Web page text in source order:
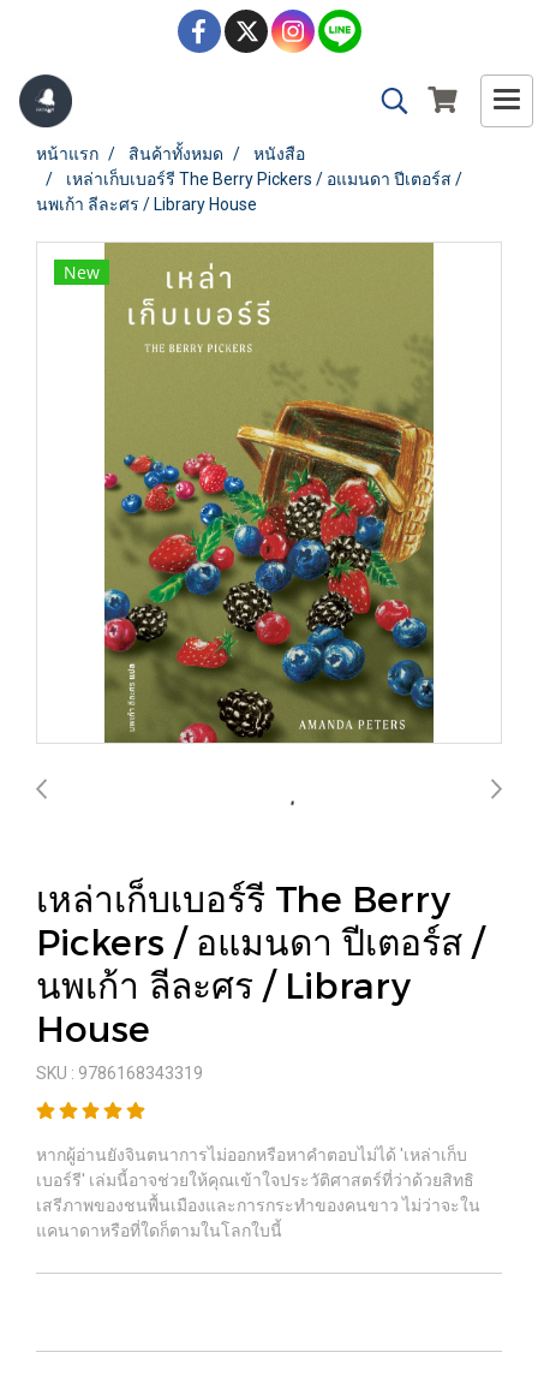
หน้าแรก สินค้าทั้งหมด
หนังสือ
เหล่าเก็บเบอร์รี The Berry Pickers / อแมนดา ปีเตอร์ส /
นพเก้า ลีละศร / Library House
New
เหล่าเก็บเบอร์รี The Berry
Pickers / อแมนดา ปีเตอร์ส /
นพเก้า ลีละศร / Library
House
SKU : 9786168343319
หากผู้อ่านยังจินตนาการไม่ออกหรือหาคำตอบไม่ได้ 'เหล่าเก็บ
เบอร์รี' เล่มนี้อาจช่วยให้คุณเข้าใจประวัติศาสตร์ที่ว่าด้วยสิทธิ
เสรีภาพของชนพื้นเมืองและการกระทำของคนขาว ไม่ว่าจะใน
แคนาดาหรือที่ใดก็ตามในโลกใบนี้